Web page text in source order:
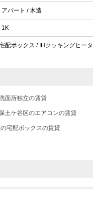
アパート / 木造
1K
配ボックス / IHクッキングヒータ
面所独立の賃貸
土ケ谷区のエアコンの賃貸
宅配ボックスの賃貸